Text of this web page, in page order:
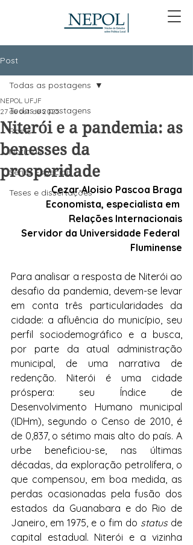
Post
Todas as postagens
Posts
Notícias
Séries Especiais
Teses e dissertações
Todas as postagens
Niterói e a pandemia: as
benesses da
prosperidade
NEPOL UFJF
27 de out. de 2025
Cezar Aloisio Pascoa Braga
Economista, especialista em
Relações Internacionais
Servidor da Universidade Federal
Fluminense
Para analisar a resposta de Niterói ao
desafio da pandemia, devem-se levar
em conta três particularidades da
cidade: a afluência do município, seu
perfil sociodemográfico e a busca,
por parte da atual administração
municipal, de uma narrativa de
redenção. Niterói é uma cidade
próspera: seu Índice de
Desenvolvimento Humano municipal
(IDHm), segundo o Censo de 2010, é
de 0,837, o sétimo mais alto do país. A
urbe beneficiou-se, nas últimas
décadas, da exploração petrolífera, o
que compensou, em boa medida, as
perdas ocasionadas pela fusão dos
estados da Guanabara e do Rio de
Janeiro, em 1975, e o fim do status de
capital estadual. Niterói e a vizinha